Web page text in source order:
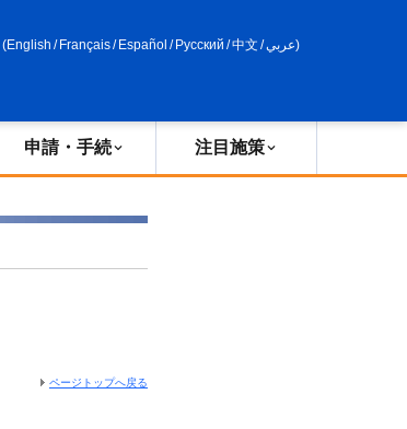
(English / Français/ Español / Русский /中文 /عربي)
申請・手続 注目施策
ページトップへ戻る